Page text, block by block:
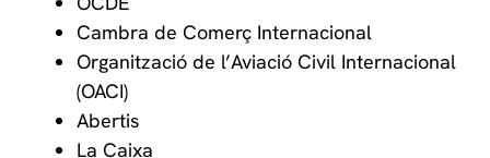
Cambra de Comerç Internacional
Organització de l’Aviació Civil Internacional
(OACI)
Abertis
La Caixa